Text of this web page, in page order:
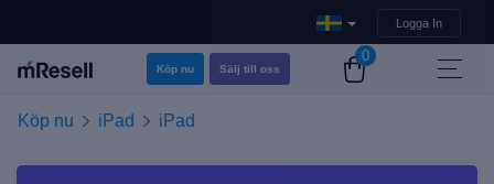
Logga In
Köp nu Sälj till oss
0
Köp nu iPad iPad